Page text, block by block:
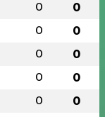
0 0
0 0
0 0
0 0
0 0